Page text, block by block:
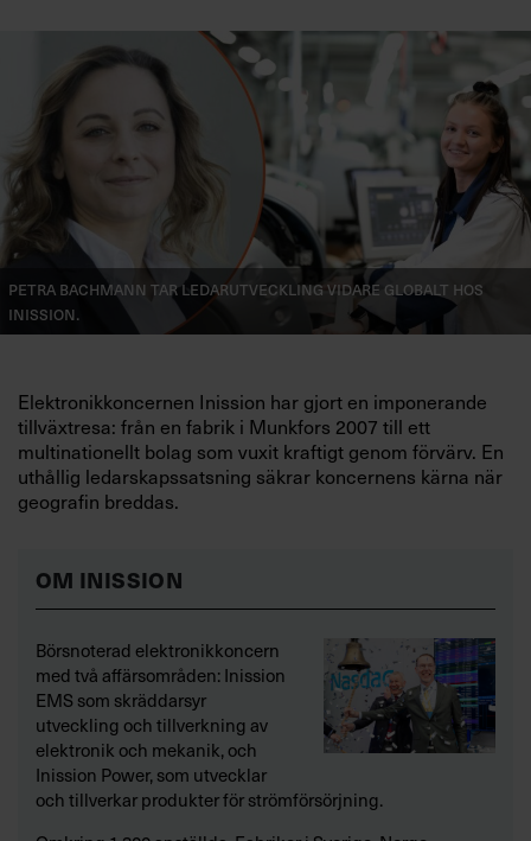
Petra Bachmann tar ledarutveckling vidare globalt hos
Inission.
Elektronikkoncernen Inission har gjort en imponerande
tillväxtresa: från en fabrik i Munkfors 2007 till ett
multinationellt bolag som vuxit kraftigt genom förvärv. En
uthållig ledarskapssatsning säkrar koncernens kärna när
geografin breddas.
OM INISSION
Börsnoterad elektronikkoncern
med två affärsområden: Inission
EMS som skräddarsyr
utveckling och tillverkning av
elektronik och mekanik, och
Inission Power, som utvecklar
och tillverkar produkter för strömförsörjning.